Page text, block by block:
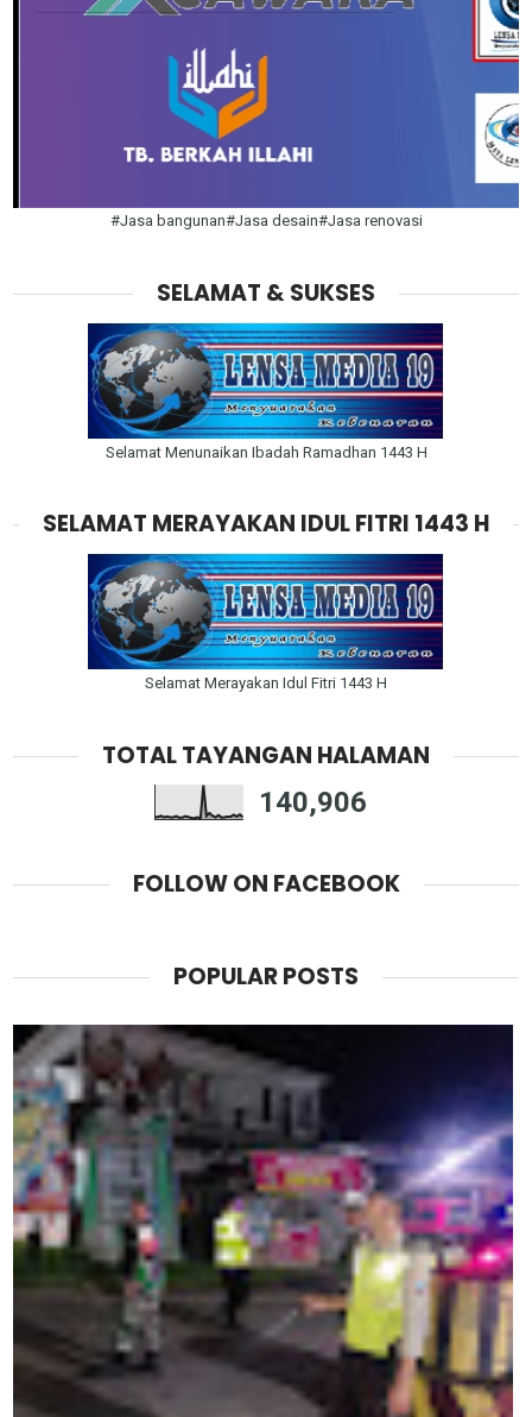
#Jasa bangunan#Jasa desain#Jasa renovasi
SELAMAT & SUKSES
Selamat Menunaikan Ibadah Ramadhan 1443 H
SELAMAT MERAYAKAN IDUL FITRI 1443 H
Selamat Merayakan Idul Fitri 1443 H
TOTAL TAYANGAN HALAMAN
140,906
FOLLOW ON FACEBOOK
POPULAR POSTS